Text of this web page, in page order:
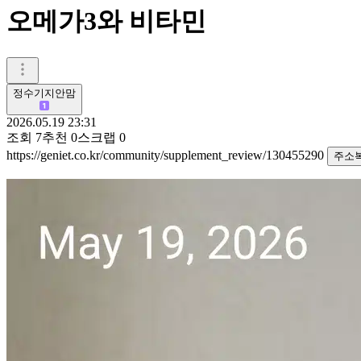
오메가3와 비타민
정수기지안맘
2026.05.19 23:31
조회 7추천 0스크랩 0
https://geniet.co.kr/community/supplement_review/130455290
주소